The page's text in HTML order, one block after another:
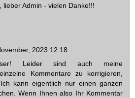
lieber Admin - vielen Danke!!!
2023 12:18
Leider sind auch meine
Kommentare zu korrigieren,
kann eigentlich nur einen ganzen
Wenn Ihnen also Ihr Kommentar